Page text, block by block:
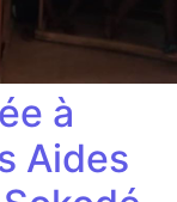
à
Aides